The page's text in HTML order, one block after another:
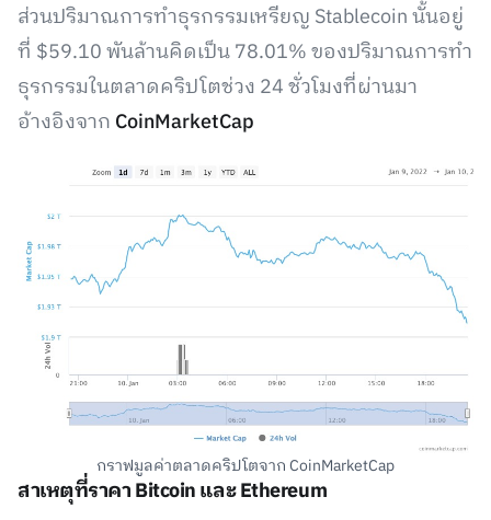
ส่วนปริมาณการทำธุรกรรมเหรียญ Stablecoin นั้นอยู่
ที่ $59.10 พันล้านคิดเป็น 78.01% ของปริมาณการทำ
ธุรกรรมในตลาดคริปโตช่วง 24 ชั่วโมงที่ผ่านมา
อ้างอิงจาก CoinMarketCap
กราฟมูลค่าตลาดคริปโตจาก CoinMarketCap
สาเหตุที่ราคา Bitcoin และ Ethereum